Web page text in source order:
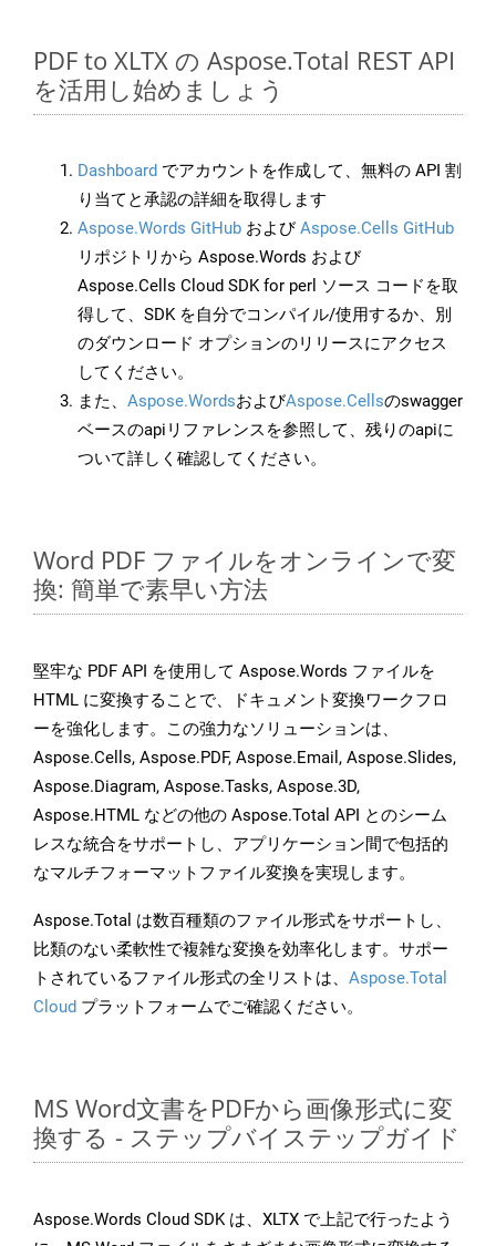
PDF to XLTX の Aspose.Total REST API
を活用し始めましょう
Dashboard でアカウントを作成して、無料の API 割
り当てと承認の詳細を取得します
Aspose.Words GitHub およびAspose.Cells GitHub
リポジトリから Aspose.Words および
Aspose.Cells Cloud SDK for perl ソース コードを取
得して、SDK を自分でコンパイル/使用するか、別
のダウンロード オプションのリリースにアクセス
してください。
また、 Aspose.WordsおよびAspose.Cellsのswagger
ベースのapiリファレンスを参照して、残りのapiに
ついて詳しく確認してください。
Word PDF ファイルをオンラインで変
換: 簡単で素早い方法
堅牢な PDF API を使用して Aspose.Words ファイルを
HTML に変換することで、ドキュメント変換ワークフロ
ーを強化します。この強力なソリューションは、
Aspose.Cells, Aspose.PDF, Aspose.Email, Aspose.Slides,
Aspose.Diagram, Aspose.Tasks, Aspose.3D,
Aspose.HTML などの他の Aspose.Total API とのシーム
レスな統合をサポートし、アプリケーション間で包括的
なマルチフォーマットファイル変換を実現します。
Aspose.Total は数百種類のファイル形式をサポートし、
比類のない柔軟性で複雑な変換を効率化します。サポー
トされているファイル形式の全リストは、 Aspose.Total
Cloud プラットフォームでご確認ください。
MS Word文書をPDFから画像形式に変
換する - ステップバイステップガイド
Aspose.Words Cloud SDK は、XLTX で上記で行ったよう